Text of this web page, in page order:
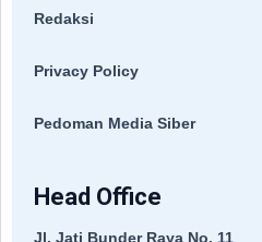
Redaksi
Privacy Policy
Pedoman Media Siber
Head Office
Jl. Jati Bunder Raya No. 11